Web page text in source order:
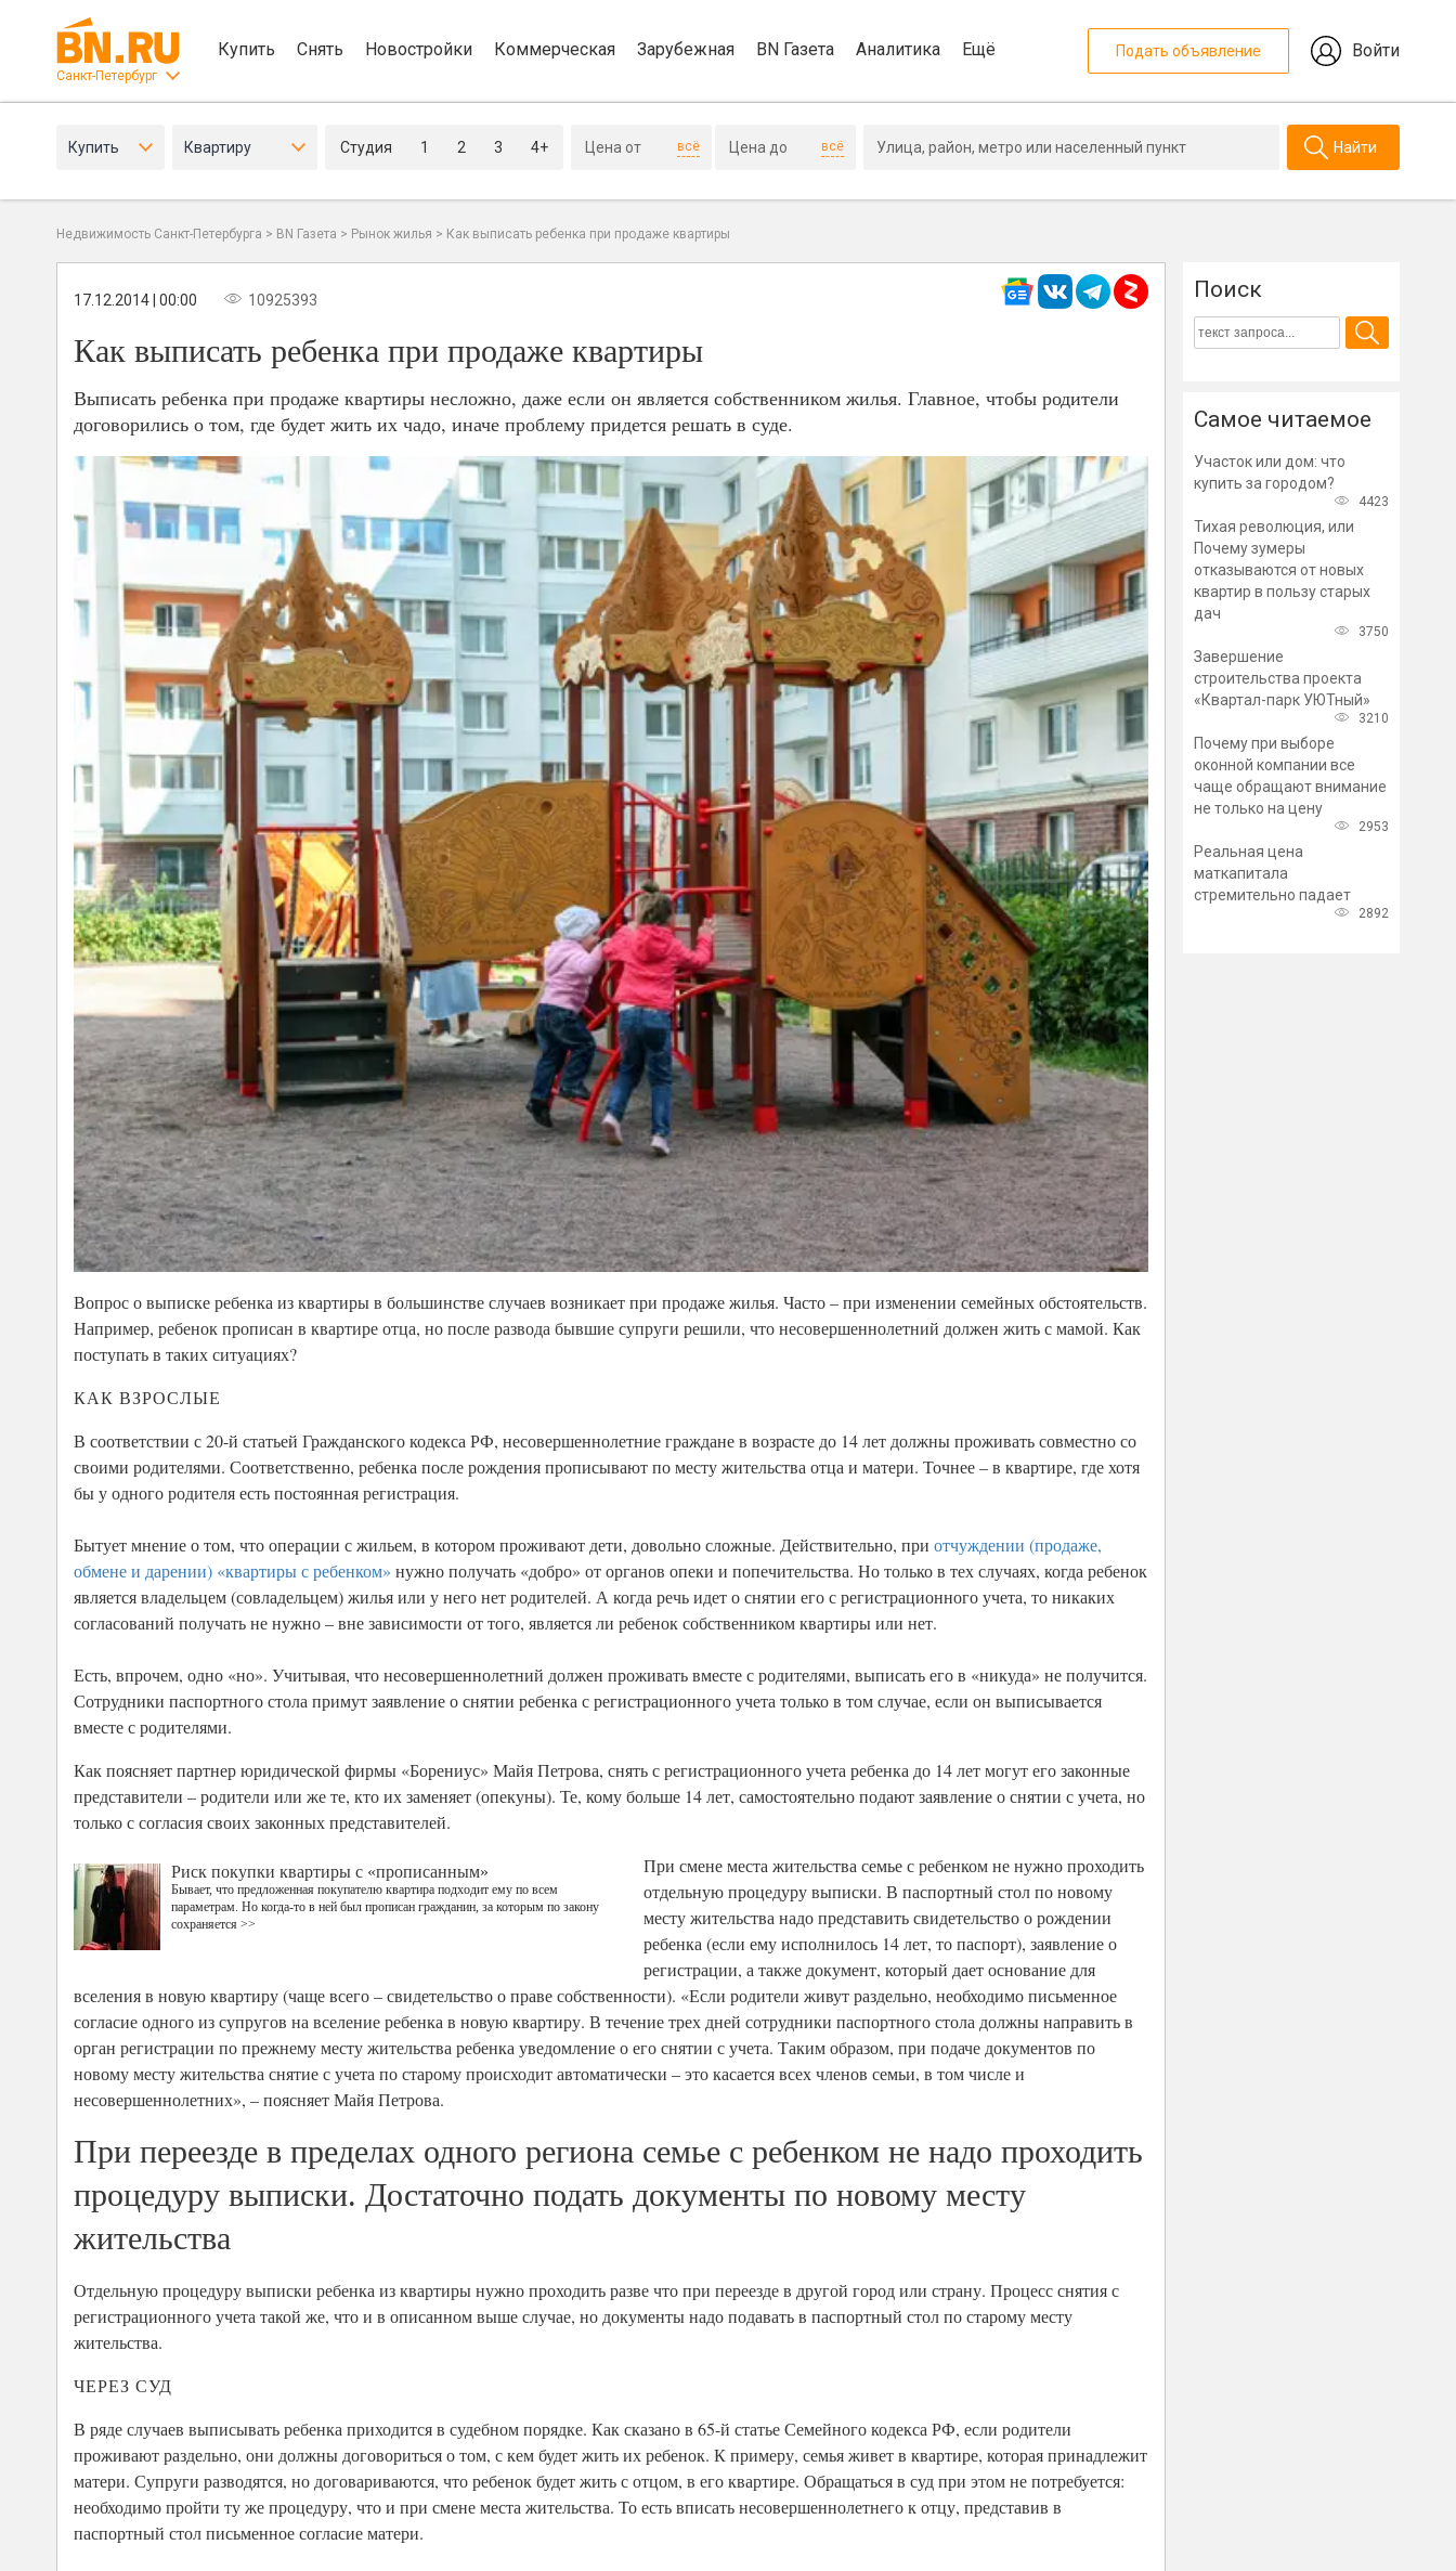
Санкт-Петербург
Купить Снять Новостройки Коммерческая Зарубежная BN Газета Аналитика Ещё Подать объявление Войти
Купить Квартиру Студия 1 2 3 4+ всё всё Найти
Недвижимость Санкт-Петербурга > BN Газета > Рынок жилья > Как выписать ребенка при продаже квартиры
17.12.2014 | 00:00 10925393
Как выписать ребенка при продаже квартиры
Выписать ребенка при продаже квартиры несложно, даже если он является собственником жилья. Главное, чтобы родители
договорились о том, где будет жить их чадо, иначе проблему придется решать в суде.
Вопрос о выписке ребенка из квартиры в большинстве случаев возникает при продаже жилья. Часто – при изменении семейных обстоятельств.
Например, ребенок прописан в квартире отца, но после развода бывшие супруги решили, что несовершеннолетний должен жить с мамой. Как
поступать в таких ситуациях?
КАК ВЗРОСЛЫЕ
В соответствии с 20-й статьей Гражданского кодекса РФ, несовершеннолетние граждане в возрасте до 14 лет должны проживать совместно со
своими родителями. Соответственно, ребенка после рождения прописывают по месту жительства отца и матери. Точнее – в квартире, где хотя
бы у одного родителя есть постоянная регистрация.
Бытует мнение о том, что операции с жильем, в котором проживают дети, довольно сложные. Действительно, при отчуждении (продаже,
обмене и дарении) «квартиры с ребенком» нужно получать «добро» от органов опеки и попечительства. Но только в тех случаях, когда ребенок
является владельцем (совладельцем) жилья или у него нет родителей. А когда речь идет о снятии его с регистрационного учета, то никаких
согласований получать не нужно – вне зависимости от того, является ли ребенок собственником квартиры или нет.
Есть, впрочем, одно «но». Учитывая, что несовершеннолетний должен проживать вместе с родителями, выписать его в «никуда» не получится.
Сотрудники паспортного стола примут заявление о снятии ребенка с регистрационного учета только в том случае, если он выписывается
вместе с родителями.
Как поясняет партнер юридической фирмы «Борениус» Майя Петрова, снять с регистрационного учета ребенка до 14 лет могут его законные
представители – родители или же те, кто их заменяет (опекуны). Те, кому больше 14 лет, самостоятельно подают заявление о снятии с учета, но
только с согласия своих законных представителей.
Риск покупки квартиры с «прописанным»
Бывает, что предложенная покупателю квартира подходит ему по всем
параметрам. Но когда-то в ней был прописан гражданин, за которым по закону
сохраняется >>
При смене места жительства семье с ребенком не нужно проходить
отдельную процедуру выписки. В паспортный стол по новому
месту жительства надо представить свидетельство о рождении
ребенка (если ему исполнилось 14 лет, то паспорт), заявление о
регистрации, а также документ, который дает основание для
вселения в новую квартиру (чаще всего – свидетельство о праве собственности). «Если родители живут раздельно, необходимо письменное
согласие одного из супругов на вселение ребенка в новую квартиру. В течение трех дней сотрудники паспортного стола должны направить в
орган регистрации по прежнему месту жительства ребенка уведомление о его снятии с учета. Таким образом, при подаче документов по
новому месту жительства снятие с учета по старому происходит автоматически – это касается всех членов семьи, в том числе и
несовершеннолетних», – поясняет Майя Петрова.
При переезде в пределах одного региона семье с ребенком не надо проходить
процедуру выписки. Достаточно подать документы по новому месту
жительства
Отдельную процедуру выписки ребенка из квартиры нужно проходить разве что при переезде в другой город или страну. Процесс снятия с
регистрационного учета такой же, что и в описанном выше случае, но документы надо подавать в паспортный стол по старому месту
жительства.
ЧЕРЕЗ СУД
В ряде случаев выписывать ребенка приходится в судебном порядке. Как сказано в 65-й статье Семейного кодекса РФ, если родители
проживают раздельно, они должны договориться о том, с кем будет жить их ребенок. К примеру, семья живет в квартире, которая принадлежит
матери. Супруги разводятся, но договариваются, что ребенок будет жить с отцом, в его квартире. Обращаться в суд при этом не потребуется:
необходимо пройти ту же процедуру, что и при смене места жительства. То есть вписать несовершеннолетнего к отцу, представив в
паспортный стол письменное согласие матери.
Поиск
Самое читаемое
Участок или дом: что
купить за городом?
4423
Тихая революция, или
Почему зумеры
отказываются от новых
квартир в пользу старых
дач
3750
Завершение
строительства проекта
«Квартал-парк УЮТный»
3210
Почему при выборе
оконной компании все
чаще обращают внимание
не только на цену
2953
Реальная цена
маткапитала
стремительно падает
2892